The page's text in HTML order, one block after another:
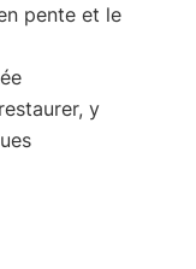
pente et le
y